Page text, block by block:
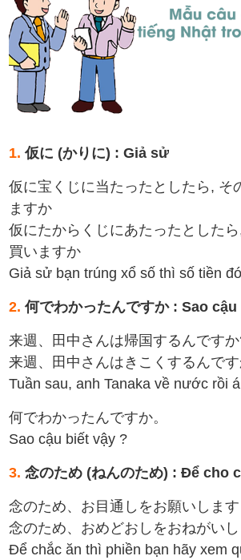
1. 仮に (かりに) : Giả sử
仮に宝くじに当たったとしたら, そ
ますか
仮にたからくじにあたったとした
買いますか
Giả sử bạn trúng xổ số thì số tiền
2. 何でわかったんですか : Sao
来週、田中さんは帰国するんです
来週、田中さんはきこくするんで
Tuần sau, anh Tanaka về nước rồi
何でわかったんですか。
Sao cậu biết vậy ?
3. 念のため (ねんのため) : Để cho
念のため、お目通しをお願いします
念のため、おめどおしをおねがい
Để chắc ăn thì phiền bạn hãy xem